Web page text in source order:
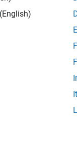
(English)